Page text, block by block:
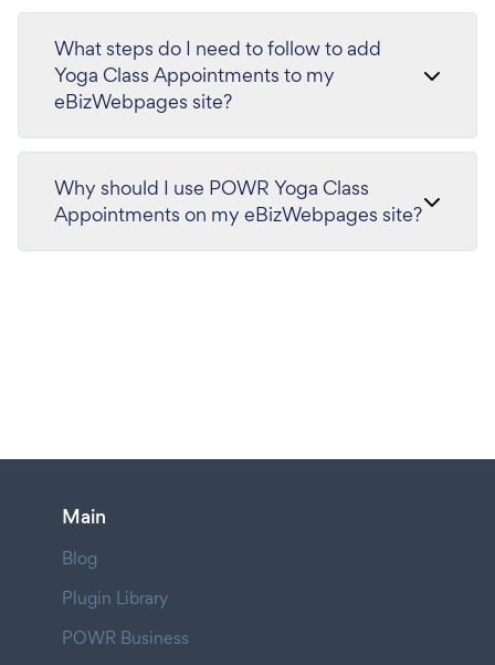
What steps do I need to follow to add
Yoga Class Appointments to my
eBizWebpages site?
Why should I use POWR Yoga Class
Appointments on my eBizWebpages site?
Main
Blog
Plugin Library
POWR Business